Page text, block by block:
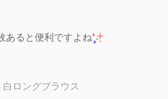
あると便利ですよね
ロングブラウス